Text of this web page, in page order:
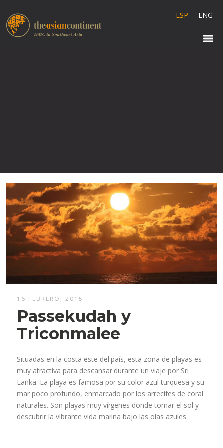
ESP ENG
16 FEBRERO, 2015
Passekudah y
Triconmalee
Situadas en la costa este del país, esta zona de playas es
muy atractiva para descansar durante un viaje por Sri
Lanka. La playa es famosa por su color azul turquesa y su
mar poco profundo, enmarcado por los arrecifes de coral
naturales. Son playas muy vírgenes donde tomar el sol y
descubrir la vibrante vida marina bajo las olas azules.